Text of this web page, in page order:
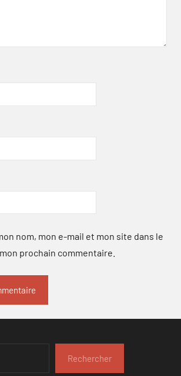
nom, mon e-mail et mon site dans le
prochain commentaire.
Rechercher